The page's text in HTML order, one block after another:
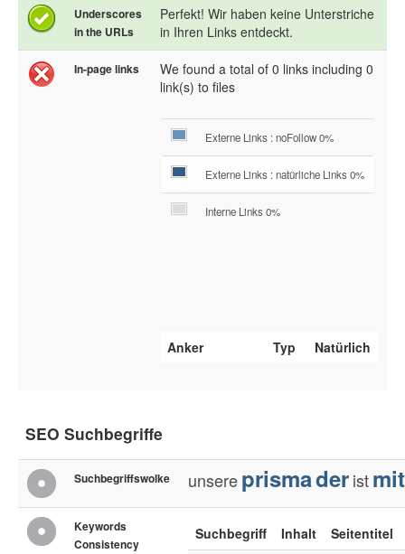
Underscores
in the URLs
Perfekt! Wir haben keine Unterstriche
in Ihren Links entdeckt.
In-page links
We found a total of 0 links including 0
link(s) to files
Externe Links : noFollow 0%
Externe Links : natürliche Links 0%
Interne Links 0%
Anker Typ Natürlich
SEO Suchbegriffe
Suchbegriffswolke unsereprismaderistmit
Keywords
Consistency
Suchbegriff Inhalt
Seitentitel